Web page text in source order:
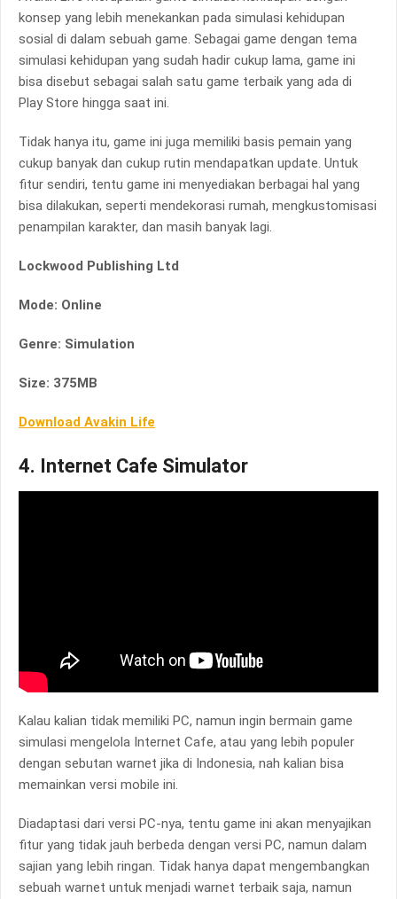
konsep yang lebih menekankan pada simulasi kehidupan
sosial di dalam sebuah game. Sebagai game dengan tema
simulasi kehidupan yang sudah hadir cukup lama, game ini
bisa disebut sebagai salah satu game terbaik yang ada di
Play Store hingga saat ini.
Tidak hanya itu, game ini juga memiliki basis pemain yang
cukup banyak dan cukup rutin mendapatkan update. Untuk
fitur sendiri, tentu game ini menyediakan berbagai hal yang
bisa dilakukan, seperti mendekorasi rumah, mengkustomisasi
penampilan karakter, dan masih banyak lagi.
Lockwood Publishing Ltd
Mode: Online
Genre: Simulation
Size: 375MB
Download Avakin Life
4. Internet Cafe Simulator
Kalau kalian tidak memiliki PC, namun ingin bermain game
simulasi mengelola Internet Cafe, atau yang lebih populer
dengan sebutan warnet jika di Indonesia, nah kalian bisa
memainkan versi mobile ini.
Diadaptasi dari versi PC-nya, tentu game ini akan menyajikan
fitur yang tidak jauh berbeda dengan versi PC, namun dalam
sajian yang lebih ringan. Tidak hanya dapat mengembangkan
sebuah warnet untuk menjadi warnet terbaik saja, namun